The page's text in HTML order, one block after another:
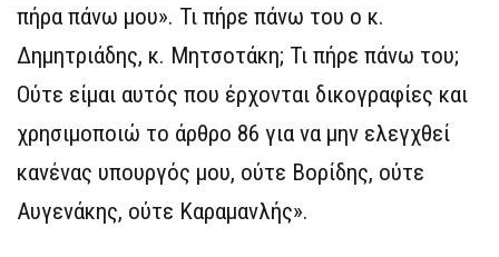
πήρα πάνω μου». Τι πήρε πάνω του ο κ.
Δημητριάδης, κ. Μητσοτάκη; Τι πήρε πάνω του;
Ούτε είμαι αυτός που έρχονται δικογραφίες και
χρησιμοποιώ το άρθρο 86 για να μην ελεγχθεί
κανένας υπουργός μου, ούτε Βορίδης, ούτε
Αυγενάκης, ούτε Καραμανλής».